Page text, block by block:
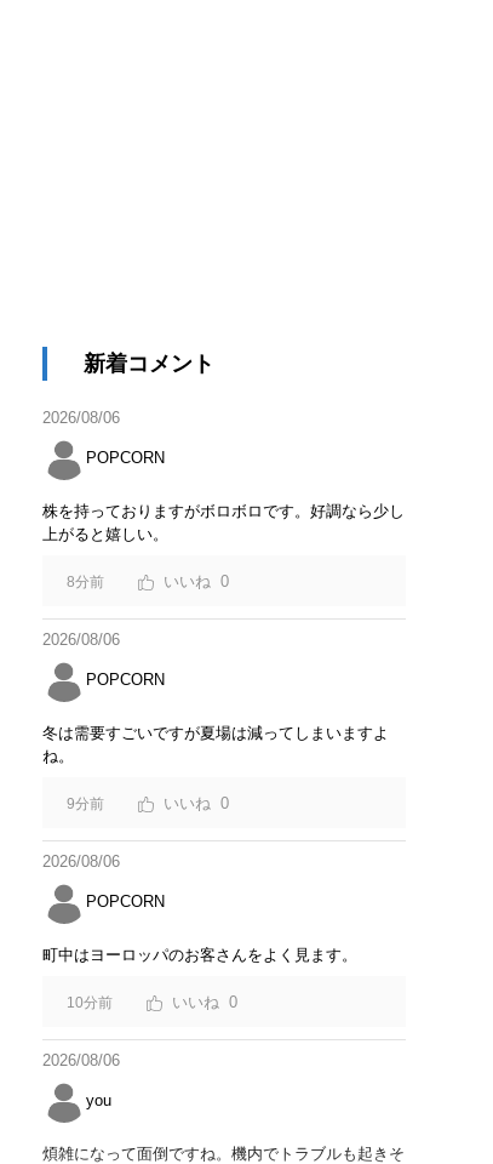
新着コメント
2026/08/06
POPCORN
株を持っておりますがボロボロです。好調なら少し
上がると嬉しい。
8分前 0
2026/08/06
POPCORN
冬は需要すごいですが夏場は減ってしまいますよ
ね。
9分前 0
2026/08/06
POPCORN
町中はヨーロッパのお客さんをよく見ます。
10分前 0
2026/08/06
you
煩雑になって面倒ですね。機内でトラブルも起きそ